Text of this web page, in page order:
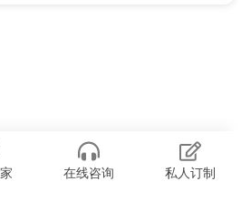
在线咨询 私人订制